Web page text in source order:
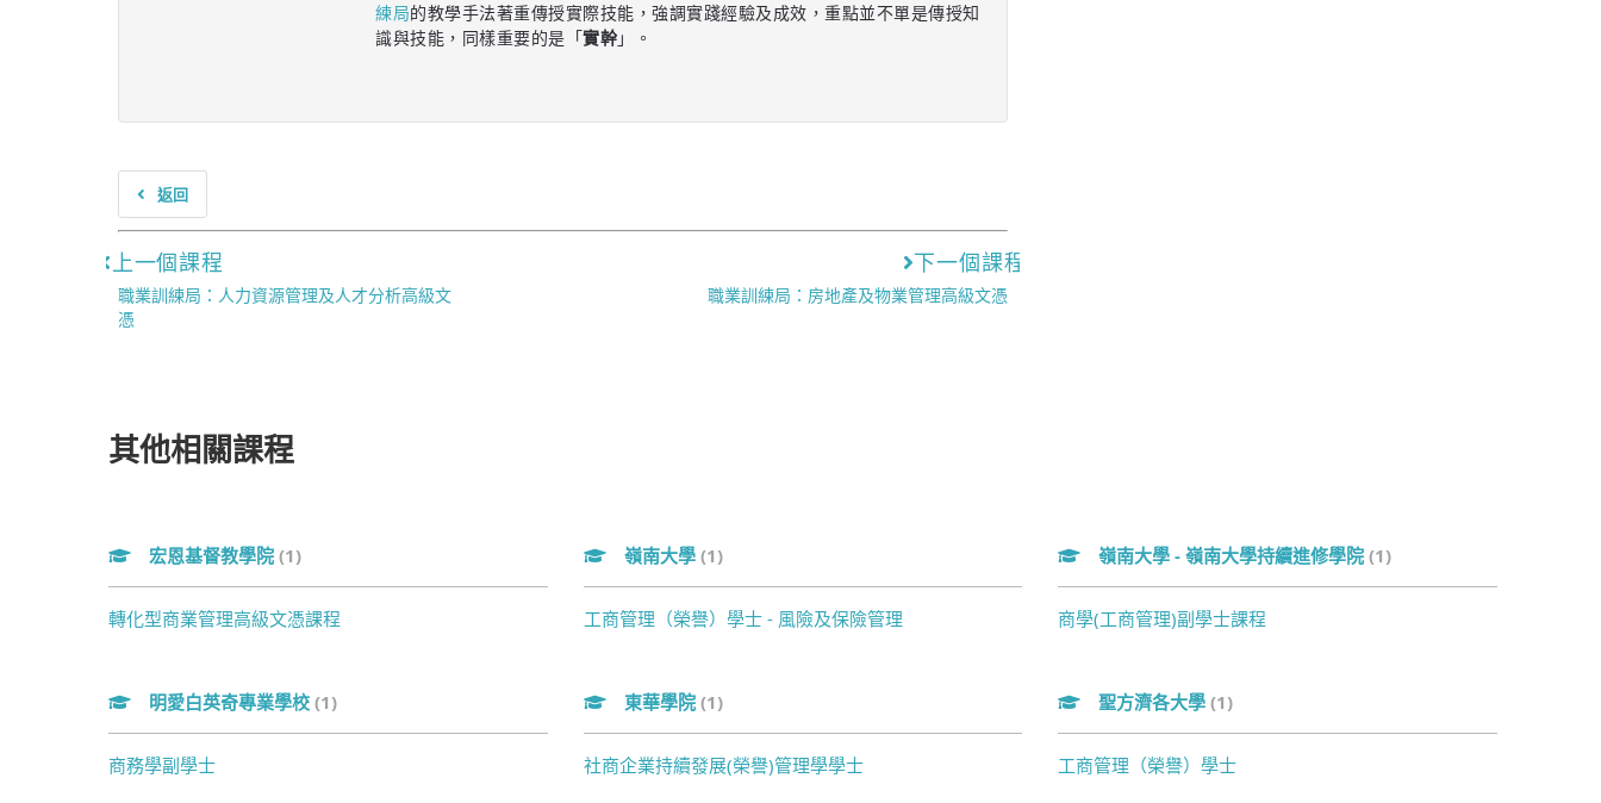
練局的教學手法著重傳授實際技能，強調實踐經驗及成效，重點並不單是傳授知
識與技能，同樣重要的是「實幹」。
返回
上一個課程
職業訓練局：人力資源管理及人才分析高級文
憑
下一個課程
職業訓練局：房地產及物業管理高級文憑
其他相關課程
宏恩基督教學院 (1)
轉化型商業管理高級文憑課程
嶺南大學 (1)
工商管理（榮譽）學士 - 風險及保險管理
嶺南大學 - 嶺南大學持續進修學院(1)
商學(工商管理)副學士課程
明愛白英奇專業學校 (1)
商務學副學士
東華學院 (1)
社商企業持續發展(榮譽)管理學學士
聖方濟各大學(1)
工商管理（榮譽）學士